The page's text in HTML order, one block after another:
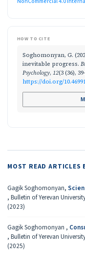
HOW TO CITE
Soghomonyan, G.
inevitable progress.
Psychology, 12(3 (36),
https://doi.org/
MOST READ ARTICLES
Gagik Soghomonyan,
, Bulletin of Yerevan
(2023)
Gagik Soghomonyan ,
, Bulletin of Yerevan
(2025)